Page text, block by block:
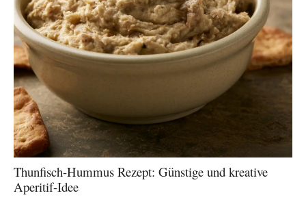
Thunfisch-Hummus Rezept: Günstige und kreative
Aperitif-Idee